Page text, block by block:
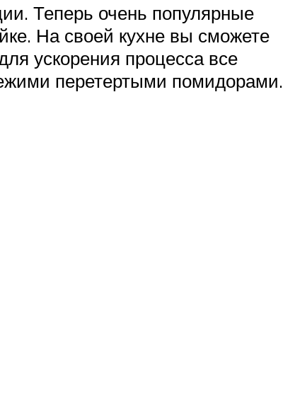
Теперь очень популярные
На своей кухне вы сможете
ускорения процесса все
перетертыми помидорами.